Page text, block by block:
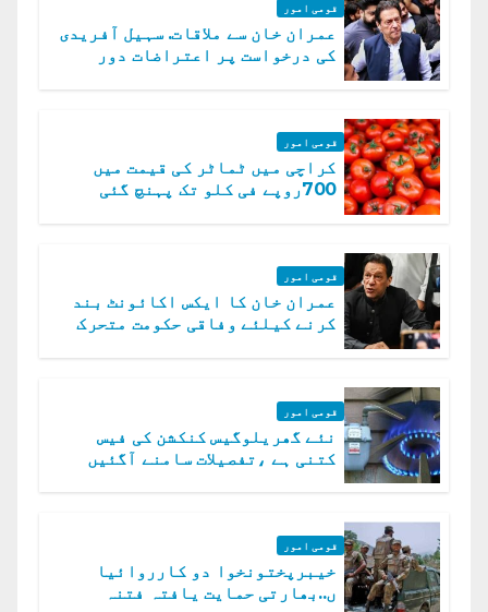
قومی امور
عمران خان سے ملاقات. سہیل آفریدی
کی درخواست پر اعتراضات دور
قومی امور
کراچی میں ٹماٹر کی قیمت میں
700روپے فی کلو تک پہنچ گئی
قومی امور
عمران خان کا ایکس اکائونٹ بند
کرنے کیلئے وفاقی حکومت متحرک
قومی امور
نئے گھریلوگیس کنکشن کی فیس
کتنی ہے ،تفصیلات سامنے آگئیں
قومی امور
خیبرپختونخوا دو کارروائیا
ں..بھارتی حمایت یافتہ فتنہ